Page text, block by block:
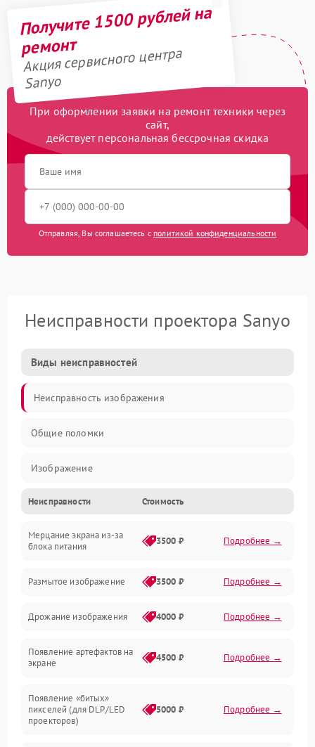
Получите 1500 рублей на
ремонт
Акция сервисного центра
Sanyo
При оформлении заявки на ремонт техники через
сайт,
действует персональная бессрочная скидка
Отправляя, Вы соглашаетесь с политикой конфиденциальности
Неисправности проектора Sanyo
Виды неисправностей
Неисправность изображения
Общие поломки
Изображение
Лампа подсветки
Неисправность управления и интерфейсов
Неисправности Стоимость
Мерцание экрана из-за
блока питания
3500 ₽ Подробнее →
Размытое изображение 3500 ₽ Подробнее →
Дрожание изображения 4000 ₽ Подробнее →
Появление артефактов на
экране
4500 ₽ Подробнее →
Появление «битых»
пикселей (для DLP/LED
проекторов)
5000 ₽ Подробнее →